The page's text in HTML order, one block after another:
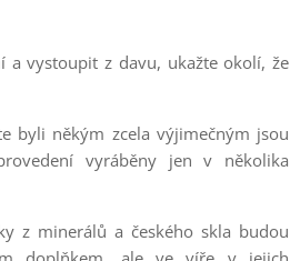
a vystoupit z davu, ukažte okolí, že
byli někým zcela výjimečným jsou
vyráběny jen v několika
z minerálů a českého skla budou